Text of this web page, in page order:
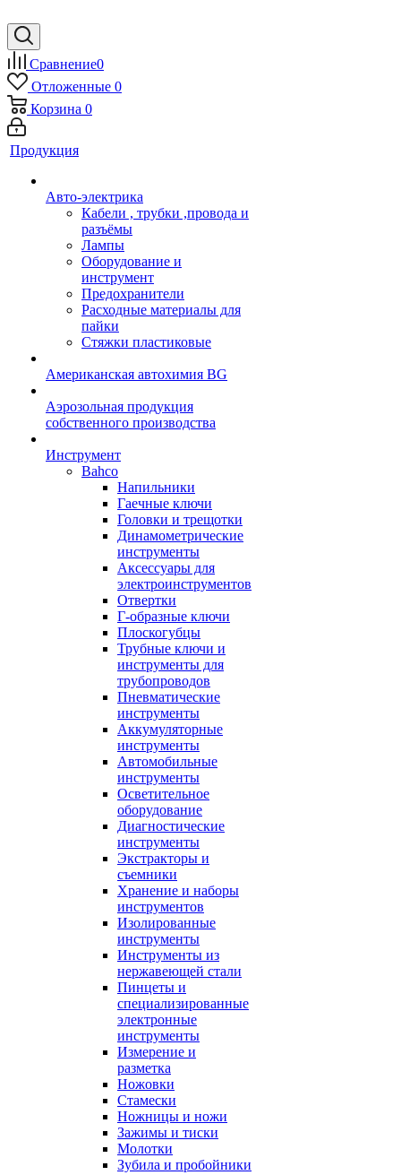
Сравнение0
Отложенные 0
Корзина 0
Продукция
Авто-электрика
Кабели , трубки ,провода и
разъёмы
Лампы
Оборудование и
инструмент
Предохранители
Расходные материалы для
пайки
Стяжки пластиковые
Американская автохимия BG
Аэрозольная продукция
собственного производства
Инструмент
Bahco
Напильники
Гаечные ключи
Головки и трещотки
Динамометрические
инструменты
Аксессуары для
электроинструментов
Отвертки
Г-образные ключи
Плоскогубцы
Трубные ключи и
инструменты для
трубопроводов
Пневматические
инструменты
Аккумуляторные
инструменты
Автомобильные
инструменты
Осветительное
оборудование
Диагностические
инструменты
Экстракторы и
съемники
Хранение и наборы
инструментов
Изолированные
инструменты
Инструменты из
нержавеющей стали
Пинцеты и
специализированные
электронные
инструменты
Измерение и
разметка
Ножовки
Стамески
Ножницы и ножи
Зажимы и тиски
Молотки
Зубила и пробойники